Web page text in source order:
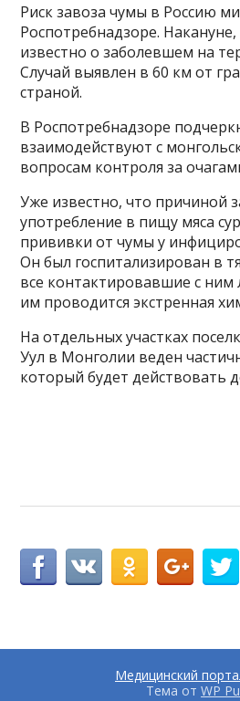
Риск завоза чумы в Россию
Роспотребнадзоре. Накануне,
известно о заболевшем на
Случай выявлен в 60 км от
страной.
В Роспотребнадзоре
взаимодействуют с
вопросам контроля за
Уже известно, что причиной
употребление в пищу мяса
прививки от чумы у
Он был госпитализирован в
все контактировавшие с
им проводится экстренная
На отдельных участках
Уул в Монголии веден
который будет действовать
Медицинский
Тема от WP